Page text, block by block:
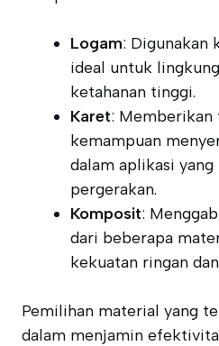
Logam: Digunakan
ideal untuk
ketahanan tinggi.
Karet:
kemampuan
dalam aplikasi
pergerakan.
Komposit:
dari beberapa
kekuatan ringan
Pemilihan material yang
dalam menjamin